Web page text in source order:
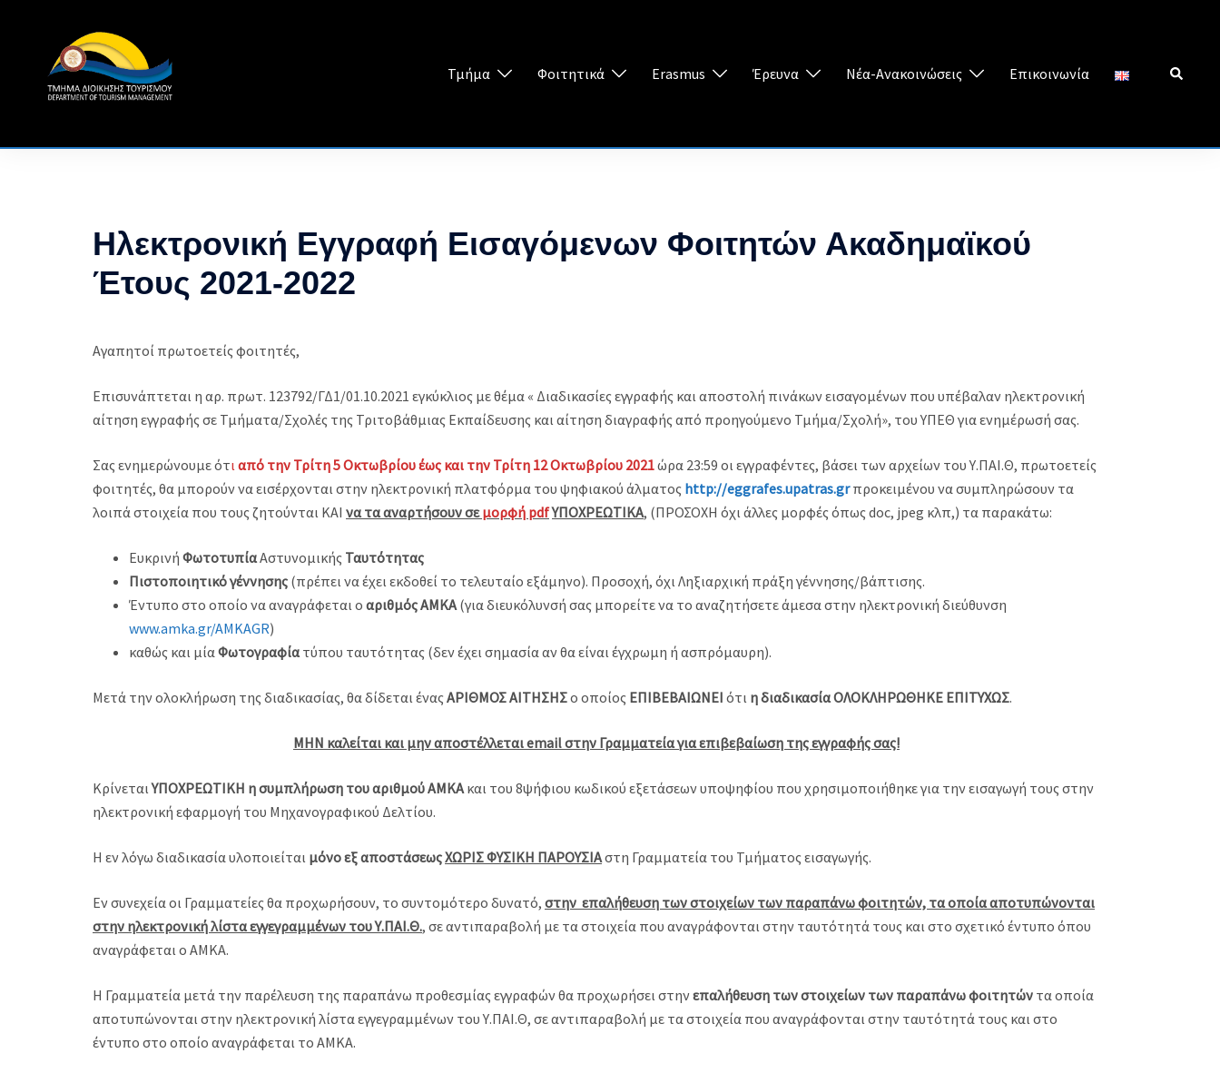
Τμήμα
Φοιτητικά Erasmus Έρευνα Νέα-Ανακοινώσεις Επικοινωνία Search
Ηλεκτρονική Εγγραφή Εισαγόμενων Φοιτητών Ακαδημαϊκού
Έτους 2021-2022
Αγαπητοί πρωτοετείς φοιτητές,
Επισυνάπτεται η αρ. πρωτ. 123792/ΓΔ1/01.10.2021 εγκύκλιος με θέμα « Διαδικασίες εγγραφής και αποστολή πινάκων εισαγομένων που υπέβαλαν ηλεκτρονική
αίτηση εγγραφής σε Τμήματα/Σχολές της Τριτοβάθμιας Εκπαίδευσης και αίτηση διαγραφής από προηγούμενο Τμήμα/Σχολή», του ΥΠΕΘ για ενημέρωσή σας.
Σας ενημερώνουμε ότι από την Τρίτη 5 Οκτωβρίου έως και την Τρίτη 12 Οκτωβρίου 2021ώρα 23:59 οι εγγραφέντες, βάσει των αρχείων του Υ.ΠΑΙ.Θ, πρωτοετείς
φοιτητές, θα μπορούν να εισέρχονται στην ηλεκτρονική πλατφόρμα του ψηφιακού άλματος http://eggrafes.upatras.grπροκειμένου να συμπληρώσουν τα
λοιπά στοιχεία που τους ζητούνται KAI να τα αναρτήσουν σεμορφή pdfΥΠΟΧΡΕΩΤΙΚΑ, (ΠΡΟΣΟΧΗ όχι άλλες μορφές όπως doc, jpeg κλπ,) τα παρακάτω:
Ευκρινή ΦωτοτυπίαΑστυνομικής Ταυτότητας
Πιστοποιητικό γέννησης (πρέπει να έχει εκδοθεί το τελευταίο εξάμηνο). Προσοχή, όχι Ληξιαρχική πράξη γέννησης/βάπτισης.
Έντυπο στο οποίο να αναγράφεται ο αριθμός ΑΜΚΑ (για διευκόλυνσή σας μπορείτε να το αναζητήσετε άμεσα στην ηλεκτρονική διεύθυνση
www.amka.gr/AMKAGR)
καθώς και μία Φωτογραφία τύπου ταυτότητας (δεν έχει σημασία αν θα είναι έγχρωμη ή ασπρόμαυρη).
Μετά την ολοκλήρωση της διαδικασίας, θα δίδεται ένας ΑΡΙΘΜΟΣ ΑΙΤΗΣΗΣο οποίος ΕΠΙΒΕΒΑΙΩΝΕΙ ότι η διαδικασία ΟΛΟΚΛΗΡΩΘΗΚΕ ΕΠΙΤΥΧΩΣ.
ΜΗΝ καλείται και μην αποστέλλεται email στην Γραμματεία για επιβεβαίωση της εγγραφής σας!
ΚρίνεταιΥΠΟΧΡΕΩΤΙΚΗ η συμπλήρωση του αριθμού ΑΜΚΑ και του 8ψήφιου κωδικού εξετάσεων υποψηφίου που χρησιμοποιήθηκε για την εισαγωγή τους στην
ηλεκτρονική εφαρμογή του Μηχανογραφικού Δελτίου.
Η εν λόγω διαδικασία υλοποιείται μόνο εξ αποστάσεωςΧΩΡΙΣ ΦΥΣΙΚΗ ΠΑΡΟΥΣΙΑστη Γραμματεία του Τμήματος εισαγωγής.
Εν συνεχεία οι Γραμματείες θα προχωρήσουν, το συντομότερο δυνατό, στην επαλήθευση των στοιχείων των παραπάνω φοιτητών, τα οποία αποτυπώνονται
στην ηλεκτρονική λίστα εγγεγραμμένων του Υ.ΠAI.Θ., σε αντιπαραβολή με τα στοιχεία που αναγράφονται στην ταυτότητά τους και στο σχετικό έντυπο όπου
αναγράφεται ο ΑΜΚΑ.
Η Γραμματεία μετά την παρέλευση της παραπάνω προθεσμίας εγγραφών θα προχωρήσει στηνεπαλήθευση των στοιχείων των παραπάνω φοιτητών τα οποία
αποτυπώνονται στην ηλεκτρονική λίστα εγγεγραμμένων του Υ.ΠΑΙ.Θ, σε αντιπαραβολή με τα στοιχεία που αναγράφονται στην ταυτότητά τους και στο
έντυπο στο οποίο αναγράφεται το ΑΜΚΑ.